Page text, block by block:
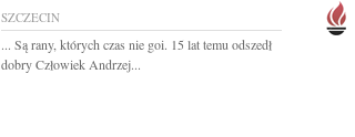
SZCZECIN
... Są rany, których czas nie goi. 15 lat temu odszedł
dobry Człowiek Andrzej...